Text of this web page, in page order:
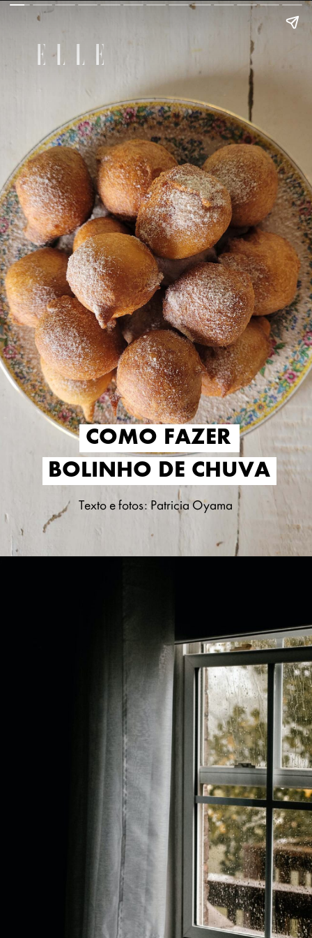
COMO FAZER
BOLINHO DE CHUVA
COMO FAZER
BOLINHO DE CHUVA
Texto e fotos: Patricia Oyama